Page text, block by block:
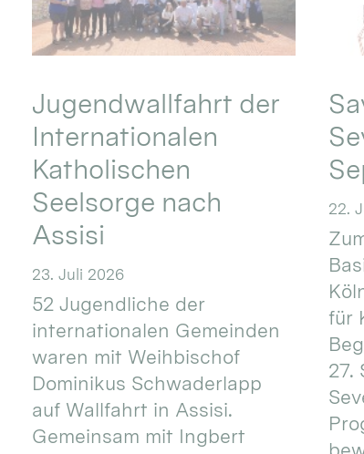
Jugendwallfahrt der
Internationalen
Katholischen
Seelsorge nach
Assisi
23. Juli 2026
52 Jugendliche der
internationalen Gemeinden
waren mit Weihbischof
Dominikus Schwaderlapp
auf Wallfahrt in Assisi.
Gemeinsam mit Ingbert
22.
für
27.